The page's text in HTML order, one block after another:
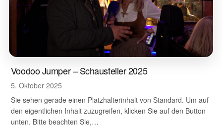
Voodoo Jumper – Schausteller 2025
5. Oktober 2025
Sie sehen gerade einen Platzhalterinhalt von Standard. Um auf
den eigentlichen Inhalt zuzugreifen, klicken Sie auf den Button
unten. Bitte beachten Sie,…